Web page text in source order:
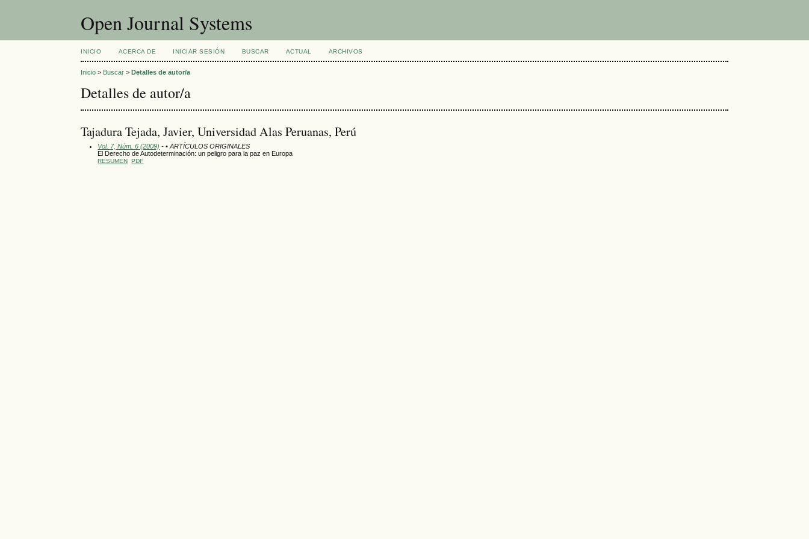
Open Journal Systems
INICIO ACERCA DE INICIAR SESIÓN BUSCAR ACTUAL ARCHIVOS
Inicio > Buscar >Detalles de autor/a
Detalles de autor/a
Tajadura Tejada, Javier, Universidad Alas Peruanas, Perú
Vol. 7, Núm. 6 (2009) - • ARTÍCULOS ORIGINALES
El Derecho de Autodeterminación: un peligro para la paz en Europa
RESUMEN PDF